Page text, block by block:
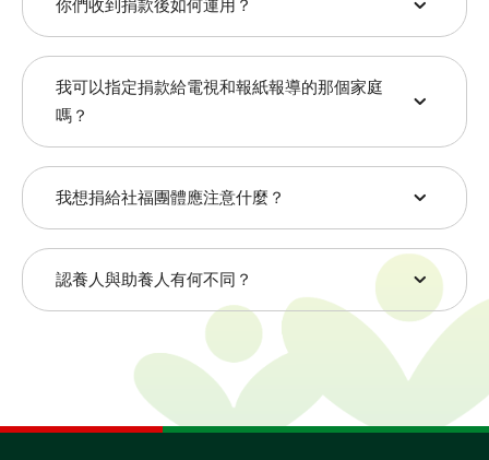
全文檢索
搜尋
熱門關鍵字
你們收到捐款後如何運用？
使用，若未註明則會運用在最需要經費的服務方案
上。
我可以指定捐款給電視和報紙報導的那個家庭
嗎？
其他還有許多類似這樣的個案需要大家關心，為使資
源不致過於集中，我們並不建議您指定捐款給特定個
案，如此其他貧困受助者才有機會在大家的關懷支持
之下，早日改善困境。
我想捐給社福團體應注意什麼？
為確保捐款實際並適當地用於需要幫助的兒童或家庭
身上，以保障捐款人權益，建議您留意以下3點：
捐款前先確認該社會福利機構或團體是否已向政
捐款後有扣抵所得稅的捐款收據。
捐款確實用在社會福利服務的工作上。
若對於這個社會福利機構或團體不了解或不放心，可
認養人與助養人有何不同？
「認養人」以每月捐助固定認養費的方式，持續扶助
特定的國內貧童或國外貧童，當兒童自立或經濟改
善，本會將主動安排另一名貧童接受您的幫助。鑑於
國內外生活水平不同，因此國內兒童認養費為每童每